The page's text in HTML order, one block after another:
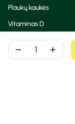
remove add
Plaukų kaukės
Vitaminas D
Korėjietiška kosmetika
Dezodorantas